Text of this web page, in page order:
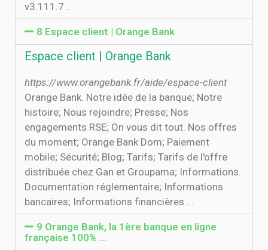
v3.111.7 ...
8 Espace client | Orange Bank
Espace client | Orange Bank
https://www.orangebank.fr/aide/espace-client
Orange Bank. Notre idée de la banque; Notre
histoire; Nous rejoindre; Presse; Nos
engagements RSE; On vous dit tout. Nos offres
du moment; Orange Bank Dom; Paiement
mobile; Sécurité; Blog; Tarifs; Tarifs de l'offre
distribuée chez Gan et Groupama; Informations.
Documentation réglementaire; Informations
bancaires; Informations financières ...
9 Orange Bank, la 1ère banque en ligne
française 100% …